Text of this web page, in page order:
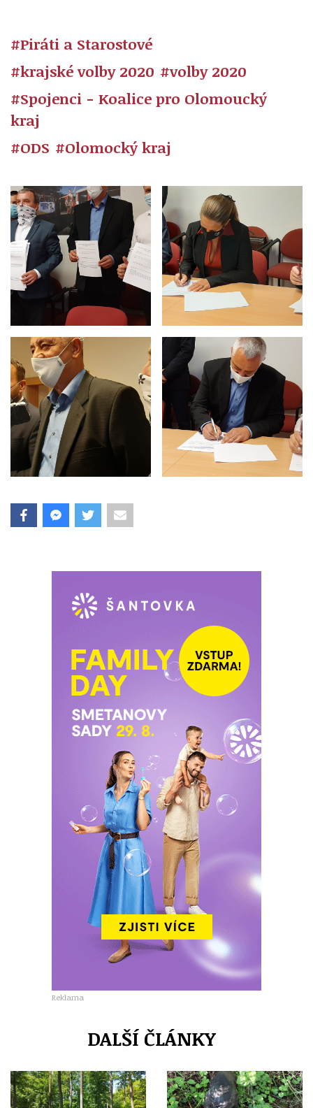
#Piráti a Starostové
#krajské volby 2020 #volby 2020
#Spojenci - Koalice pro Olomoucký
kraj
#ODS #Olomocký kraj
Reklama
DALŠÍ ČLÁNKY